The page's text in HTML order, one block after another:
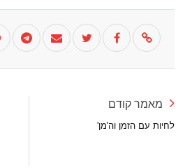
מאמר קודם
לחיות עם הזמן וה'מן'